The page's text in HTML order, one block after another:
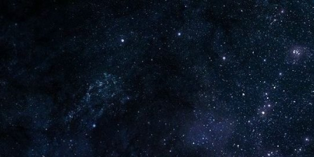
Plus de 2800 critiques de films